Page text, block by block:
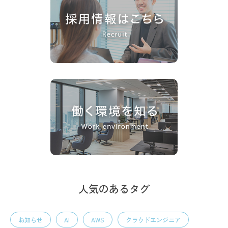
人気のあるタグ
お知らせ AI AWS クラウドエンジニア